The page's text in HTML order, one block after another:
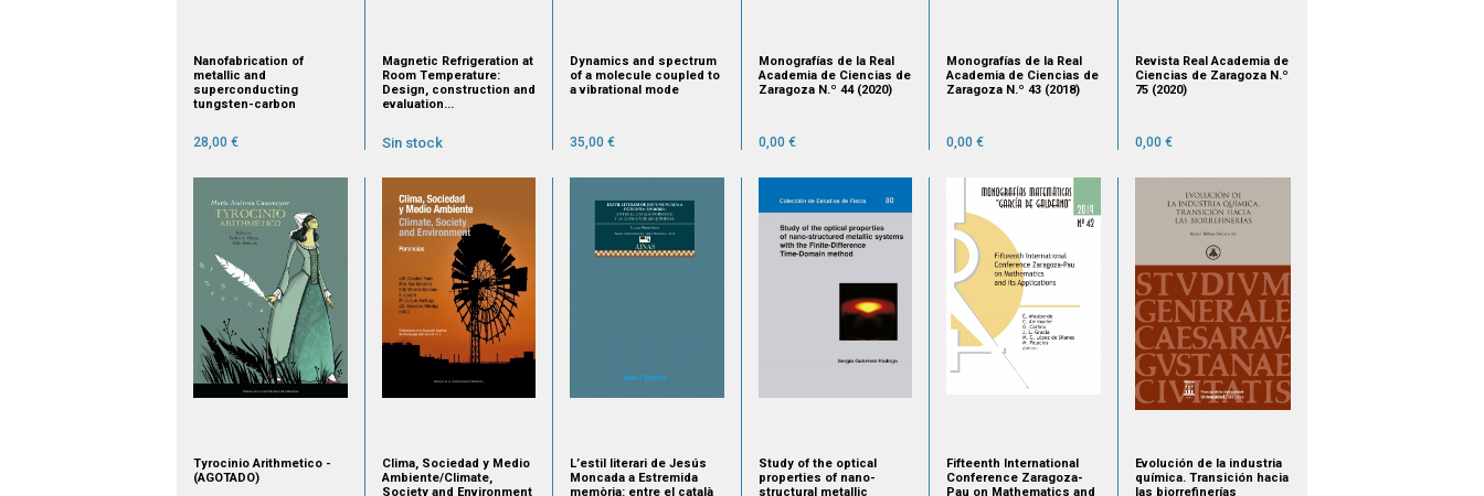
Nanofabrication of
metallic and
superconducting
tungsten-carbon
28,00 €
Magnetic Refrigeration at
Room Temperature:
Design, construction and
evaluation...
Sin stock
Dynamics and spectrum
of a molecule coupled to
a vibrational mode
35,00 €
Monografías de la Real
Academia de Ciencias de
Zaragoza N.º 44 (2020)
0,00 €
Monografías de la Real
Academia de Ciencias de
Zaragoza N.º 43 (2018)
0,00 €
Revista Real Academia de
Ciencias de Zaragoza N.º
75 (2020)
0,00 €
Tyrocinio Arithmetico -
(AGOTADO)
Clima, Sociedad y Medio
Ambiente/Climate,
Society and Environment
L’estil literari de Jesús
Moncada a Estremida
memòria: entre el català
Study of the optical
properties of nano-
structural metallic
Fifteenth International
Conference Zaragoza-
Pau on Mathematics and
Evolución de la industria
química. Transición hacia
las biorrefinerías